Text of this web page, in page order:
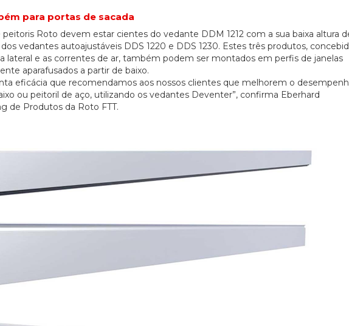
para portas de sacada
Roto devem estar cientes do vedante DDM 1212 com a sua baixa altura
vedantes autoajustáveis DDS 1220 e DDS 1230. Estes três produtos,
lateral e as correntes de ar, também podem ser montados em perfis de janelas
aparafusados a partir de baixo.
eficácia que recomendamos aos nossos clientes que melhorem o
ou peitoril de aço, utilizando os vedantes Deventer”, confirma Eberhard
de Produtos da Roto FTT.